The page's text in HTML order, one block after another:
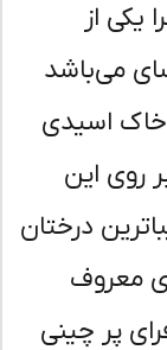
از
اسیدی
این
درختان
پر چینی